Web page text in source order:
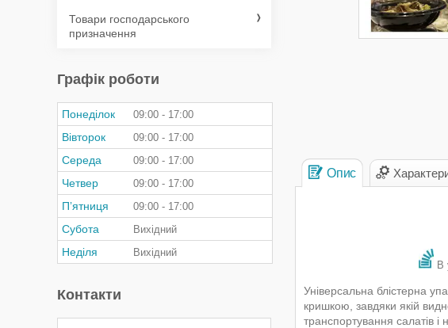
Опис
В
Універсальна блістерна
кришкою, завдяки якій
транспортування салатів і
Товари господарського
призначення
Графік роботи
Понеділок 09:00 17:00
Вівторок 09:00 17:00
Середа 09:00 17:00
Четвер 09:00 17:00
Пʼятниця 09:00 17:00
Субота Вихідний
Неділя Вихідний
Контакти